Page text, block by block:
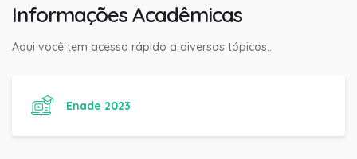
Informações Acadêmicas
Aqui você tem acesso rápido a diversos tópicos..
Enade 2023